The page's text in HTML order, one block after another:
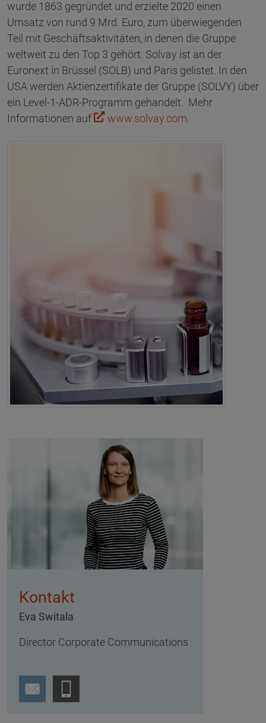
wurde 1863 gegründet und erzielte 2020 einen
Umsatz von rund 9 Mrd. Euro, zum überwiegenden
Teil mit Geschäftsaktivitäten, in denen die Gruppe
weltweit zu den Top 3 gehört. Solvay ist an der
Euronext in Brüssel (SOLB) und Paris gelistet. In den
USA werden Aktienzertifikate der Gruppe (SOLVY) über
ein Level-1-ADR-Programm gehandelt. Mehr
Informationen auf
www.solvay.com.
Kontakt
Eva Switala
Director Corporate Communications